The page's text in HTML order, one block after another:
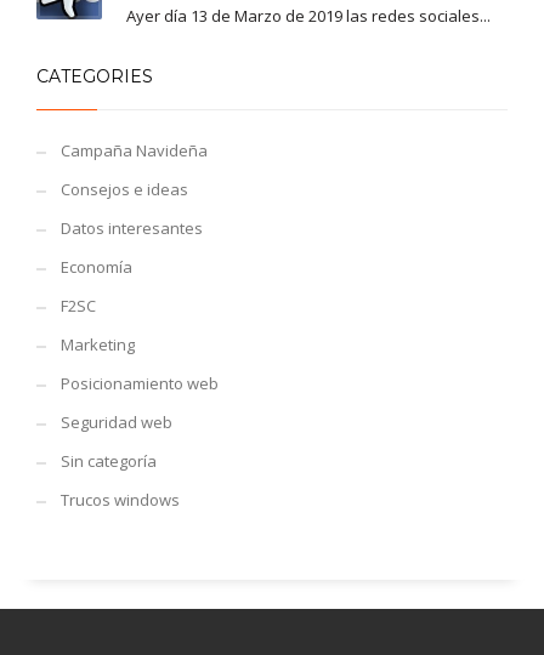
Ayer día 13 de Marzo de 2019 las redes sociales...
CATEGORIES
Campaña Navideña
Consejos e ideas
Datos interesantes
Economía
F2SC
Marketing
Posicionamiento web
Seguridad web
Sin categoría
Trucos windows